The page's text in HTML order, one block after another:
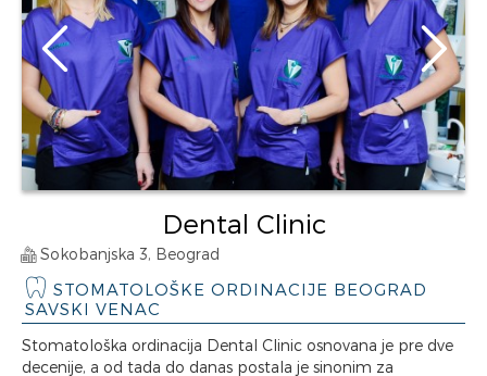
Dental Clinic
Sokobanjska 3, Beograd
STOMATOLOŠKE ORDINACIJE BEOGRAD
SAVSKI VENAC
Stomatološka ordinacija Dental Clinic osnovana je pre dve
decenije, a od tada do danas postala je sinonim za